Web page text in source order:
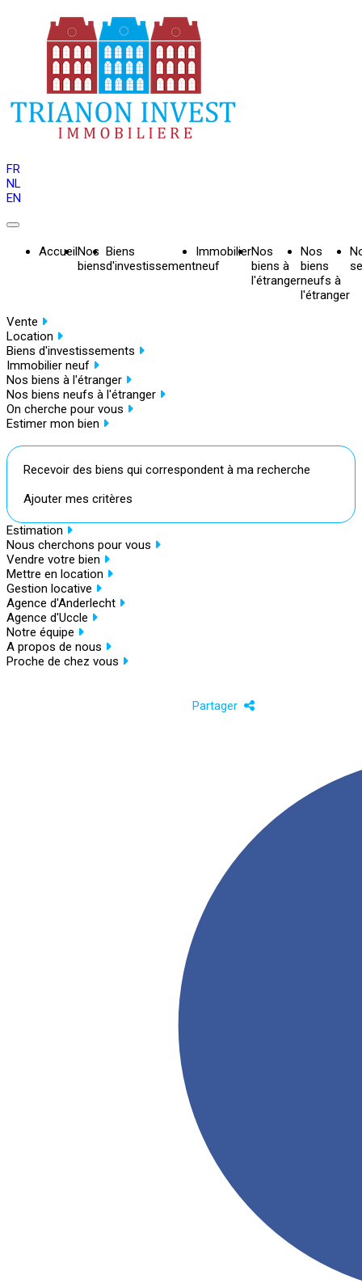
FR
NL
EN
AccueilNos
biens
Biens
d'investissement
Immobilier
neuf
Nos
biens à
l'étranger
Nos
biens
neufs à
l'étranger
Vente
Location
Biens d'investissements
Immobilier neuf
Nos biens à l'étranger
Nos biens neufs à l'étranger
On cherche pour vous
Estimer mon bien
Recevoir des biens qui correspondent à ma recherche
Ajouter mes critères
Estimation
Nous cherchons pour vous
Vendre votre bien
Mettre en location
Gestion locative
Agence d'Anderlecht
Agence d'Uccle
Notre équipe
A propos de nous
Proche de chez vous
Partager